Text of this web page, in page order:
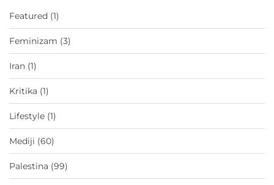
Featured (1)
Feminizam (3)
Iran (1)
Kritika (1)
Lifestyle (1)
Mediji (60)
Palestina (99)